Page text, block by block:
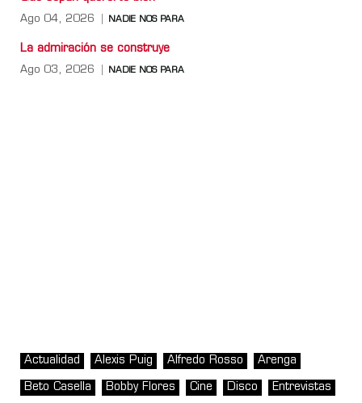
Ago 04, 2026 NADIE NOS PARA
La admiración se construye
Ago 03, 2026 NADIE NOS PARA
Actualidad Alexis Puig Alfredo Rosso Arenga
Beto Casella Bobby Flores Cine Disco Entrevistas